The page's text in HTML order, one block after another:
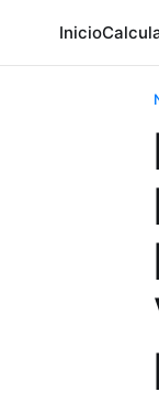
Inicio